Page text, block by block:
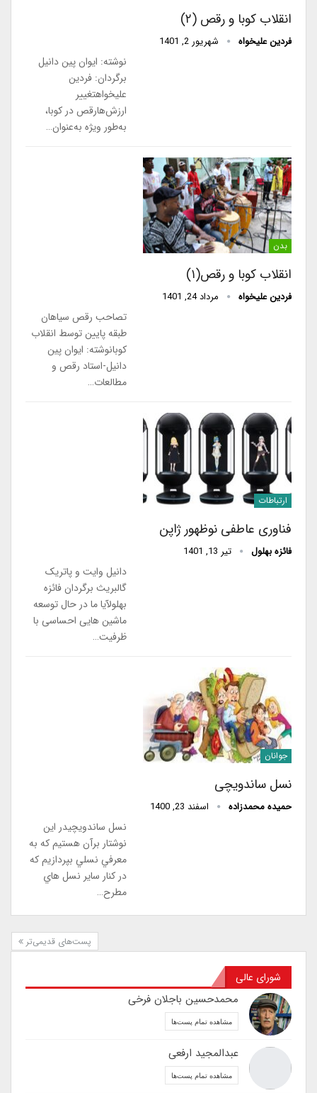
انقلاب کوبا و رقص (۲)
فردین علیخواه شهریور 2, 1401
نوشته: ایوان پین دانیل
برگردان: فردین
علیخواهتغییر
ارزش‌هارقص در کوبا،
به‌طور ویژه به‌عنوان…
بدن
انقلاب کوبا و رقص(۱)
فردین علیخواه مرداد 24, 1401
تصاحب رقص سیاهان
طبقه پایین‌ توسط انقلاب
کوبانوشته: ایوان پین
دانیل-استاد رقص و
مطالعات…
ارتباطات
فناوری عاطفی نوظهور ژاپن
فائزه بهلول تیر 13, 1401
دانیل وایت و پاتریک
گالبریث برگردان فائزه
بهلولآیا ما در حال توسعه
ماشین هایی احساسی با
ظرفیت…
جوانان
نسل ساندویچی
حمیده محمدزاده اسفند 23, 1400
نسل ساندویچیدر اين
نوشتار برآن هستيم كه به
معرفي نسلي بپردازيم كه
در كنار ساير نسل هاي
مطرح…
پست‌های قدیمی‌تر
شورای عالی
محمدحسین باجلان فرخی
مشاهده تمام پست‌ها
عبدالمجید ارفعی
مشاهده تمام پست‌ها